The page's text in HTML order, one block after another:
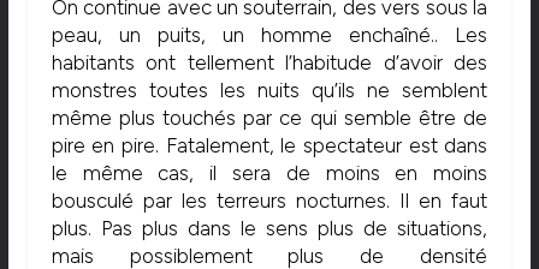
On continue avec un souterrain, des vers sous la
peau, un puits, un homme enchaîné.. Les
habitants ont tellement l’habitude d’avoir des
monstres toutes les nuits qu’ils ne semblent
même plus touchés par ce qui semble être de
pire en pire. Fatalement, le spectateur est dans
le même cas, il sera de moins en moins
bousculé par les terreurs nocturnes. Il en faut
plus. Pas plus dans le sens plus de situations,
mais possiblement plus de densité